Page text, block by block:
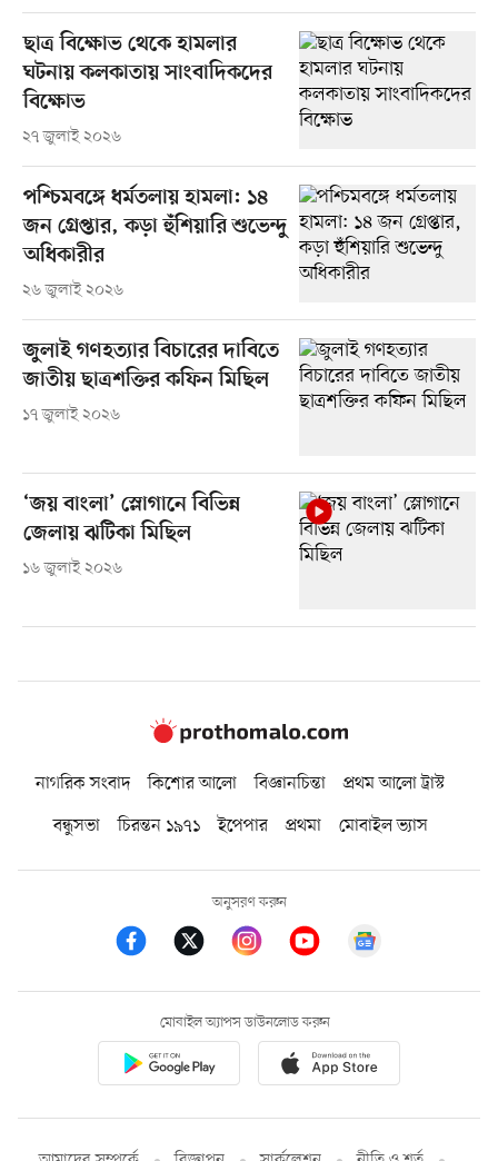
ছাত্র বিক্ষোভ থেকে হামলার
ঘটনায় কলকাতায় সাংবাদিকদের
বিক্ষোভ
২৭ জুলাই ২০২৬
পশ্চিমবঙ্গে ধর্মতলায় হামলা: ১৪
জন গ্রেপ্তার, কড়া হুঁশিয়ারি শুভেন্দু
অধিকারীর
২৬ জুলাই ২০২৬
জুলাই গণহত্যার বিচারের দাবিতে
জাতীয় ছাত্রশক্তির কফিন মিছিল
১৭ জুলাই ২০২৬
‘জয় বাংলা’ স্লোগানে বিভিন্ন
জেলায় ঝটিকা মিছিল
১৬ জুলাই ২০২৬
নাগরিক সংবাদ কিশোর আলো বিজ্ঞানচিন্তা
প্রথম আলো ট্রাস্ট
বন্ধুসভা
চিরন্তন ১৯৭১ ইপেপার প্রথমা মোবাইল ভ্যাস
অনুসরণ করুন
মোবাইল অ্যাপস ডাউনলোড করুন